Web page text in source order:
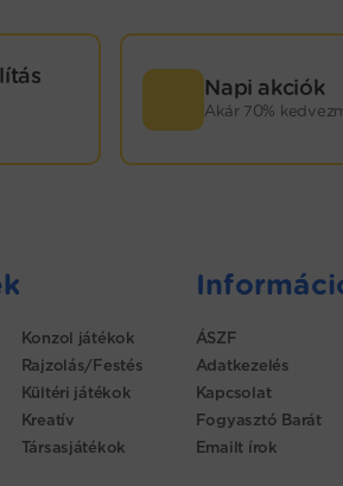
Napi akciók
Akár 70%
Konzol játékok
Rajzolás/Festés
Kültéri játékok
Kreatív
Társasjátékok
ÁSZF
Adatkezelés
Kapcsolat
Fogyasztó Barát
Emailt írok